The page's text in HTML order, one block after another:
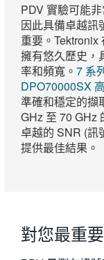
PDV 實驗可能
因此具備卓越訊
重要。
擁有悠久歷史，
率和頻寬。 7 系
DPO70000SX
準確和穩定的擷
GHz 至 70 GHz
卓越的 SNR (訊
提供最佳結果。
對您最重